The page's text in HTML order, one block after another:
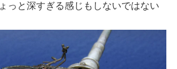
っと深すぎる感じもしないではない